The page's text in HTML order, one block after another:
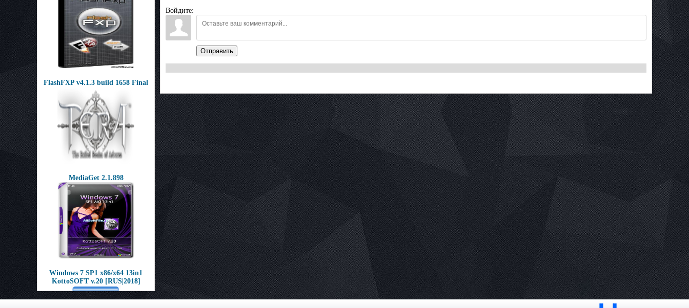
FlashFXP v4.1.3 build 1658 Final
MediaGet 2.1.898
Windows 7 SP1 x86/x64 13in1
KottoSOFT v.20 [RUS|2018]
Войдите:
Отправить